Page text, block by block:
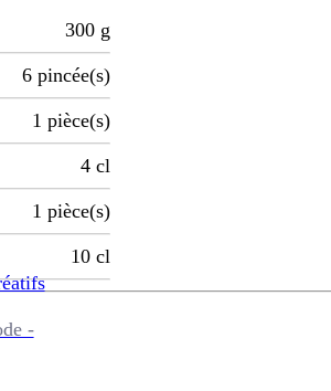
-
300 g
6 pincée(s)
1 pièce(s)
4 cl
1 pièce(s)
10 cl